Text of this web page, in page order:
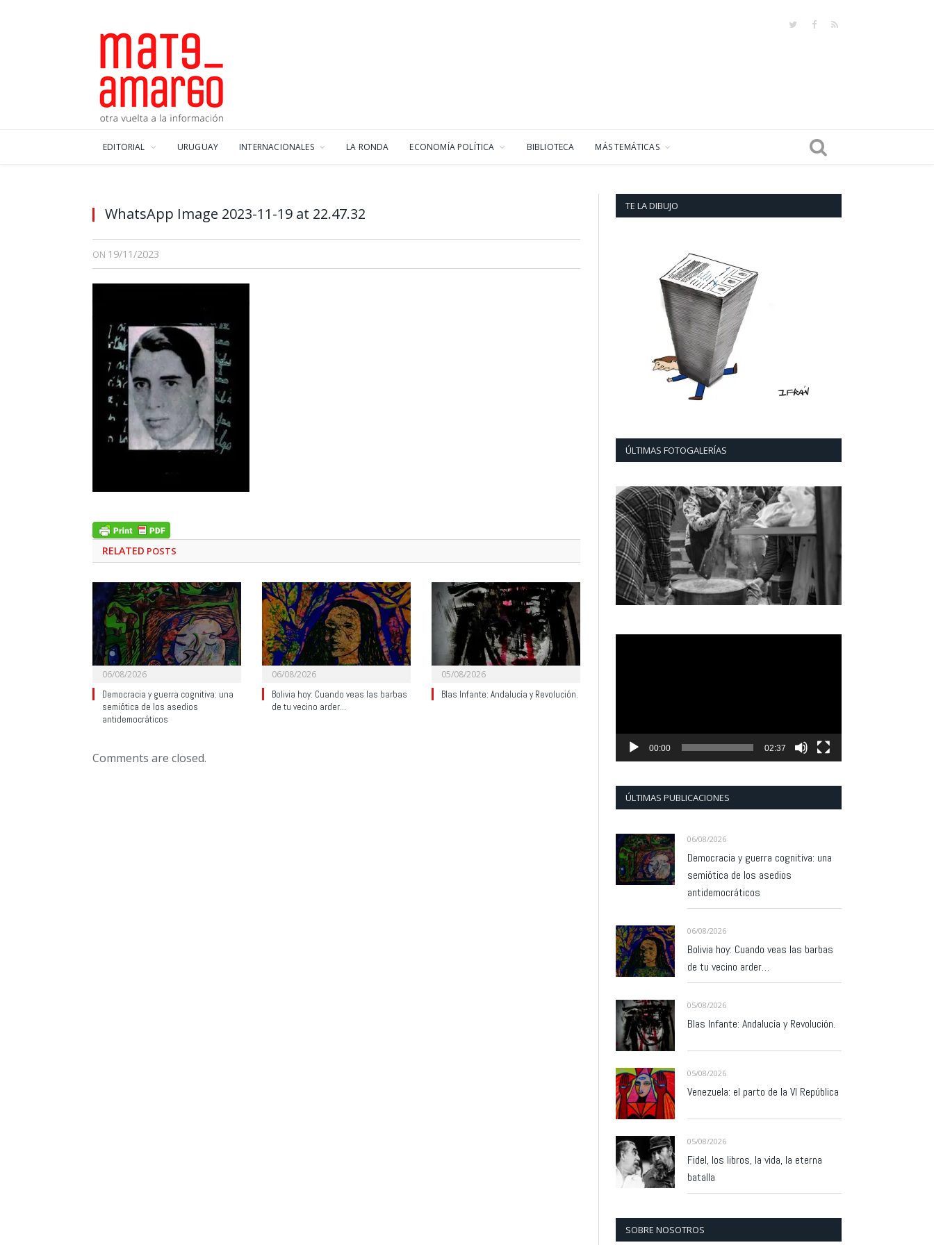
TwitterFacebook
RSS
EDITORIAL URUGUAY INTERNACIONALES LA RONDA ECONOMÍA POLÍTICA BIBLIOTECA MÁS TEMÁTICAS
WhatsApp Image 2023-11-19 at 22.47.32
ON 19/11/2023
RELATED POSTS
06/08/2026
Democracia y guerra cognitiva: una
semiótica de los asedios
antidemocráticos
06/08/2026
Bolivia hoy: Cuando veas las barbas
de tu vecino arder…
05/08/2026
Blas Infante: Andalucía y Revolución.
Comments are closed.
TE LA DIBUJO
ÚLTIMAS FOTOGALERÍAS
00:00 02:37
ÚLTIMAS PUBLICACIONES
06/08/2026
Democracia y guerra cognitiva: una
semiótica de los asedios
antidemocráticos
06/08/2026
Bolivia hoy: Cuando veas las barbas
de tu vecino arder…
05/08/2026
Blas Infante: Andalucía y Revolución.
05/08/2026
Venezuela: el parto de la VI República
05/08/2026
Fidel, los libros, la vida, la eterna
batalla
SOBRE NOSOTROS